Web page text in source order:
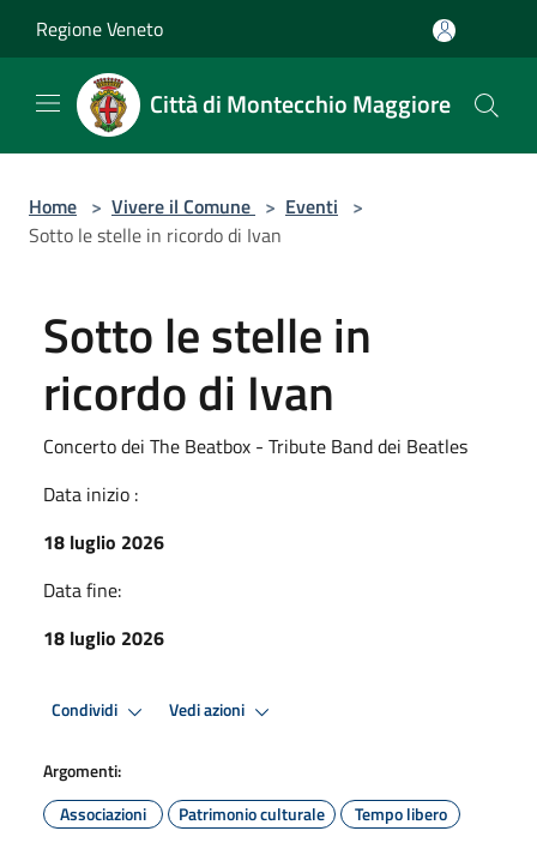
Regione Veneto
Città di Montecchio Maggiore
Home > Vivere il Comune > Eventi >
Sotto le stelle in ricordo di Ivan
Sotto le stelle in
ricordo di Ivan
Concerto dei The Beatbox - Tribute Band dei Beatles
Data inizio :
18 luglio 2026
Data fine:
18 luglio 2026
Condividi Vedi azioni
Argomenti:
Associazioni
Patrimonio culturale Tempo libero